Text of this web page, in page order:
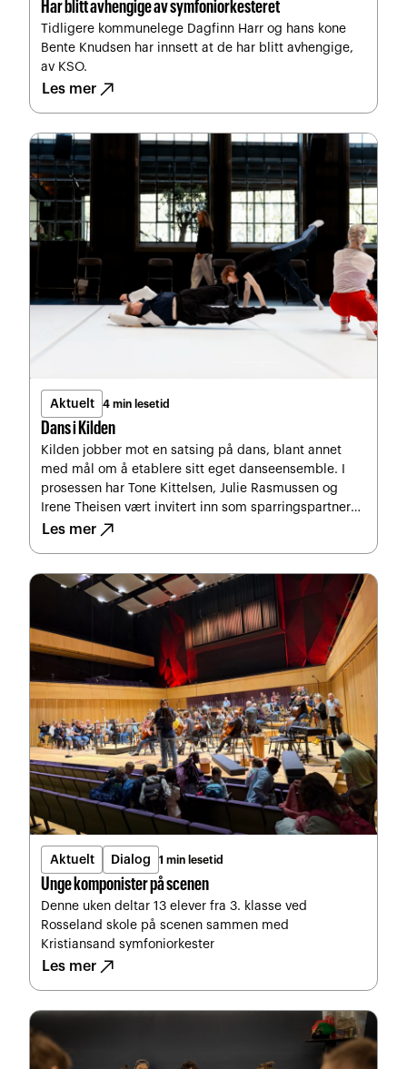
Har blitt avhengige av symfoniorkesteret
Tidligere kommunelege Dagfinn Harr og hans kone
Bente Knudsen har innsett at de har blitt avhengige,
av KSO.
Les mer north_east
Aktuelt 4 min lesetid
Dans i Kilden
Kilden jobber mot en satsing på dans, blant annet
med mål om å etablere sitt eget danseensemble. I
prosessen har Tone Kittelsen, Julie Rasmussen og
Irene Theisen vært invitert inn som sparringspartnere,
og kommet med forslag til innhold for ensemblets
Les mer north_east
Aktuelt Dialog 1 min lesetid
Unge komponister på scenen
Denne uken deltar 13 elever fra 3. klasse ved
Rosseland skole på scenen sammen med
Kristiansand symfoniorkester
Les mer north_east